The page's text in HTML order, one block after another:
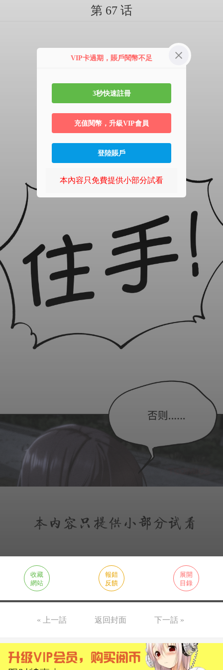
第 67 话
收藏
網站
報錯
反饋
展開
目錄
« 上一話 返回封面 下一話 »
VIP卡過期，賬戶閱幣不足
3秒快速註冊
充值閱幣，升級VIP會員
登陸賬戶
本內容只免費提供小部分試看